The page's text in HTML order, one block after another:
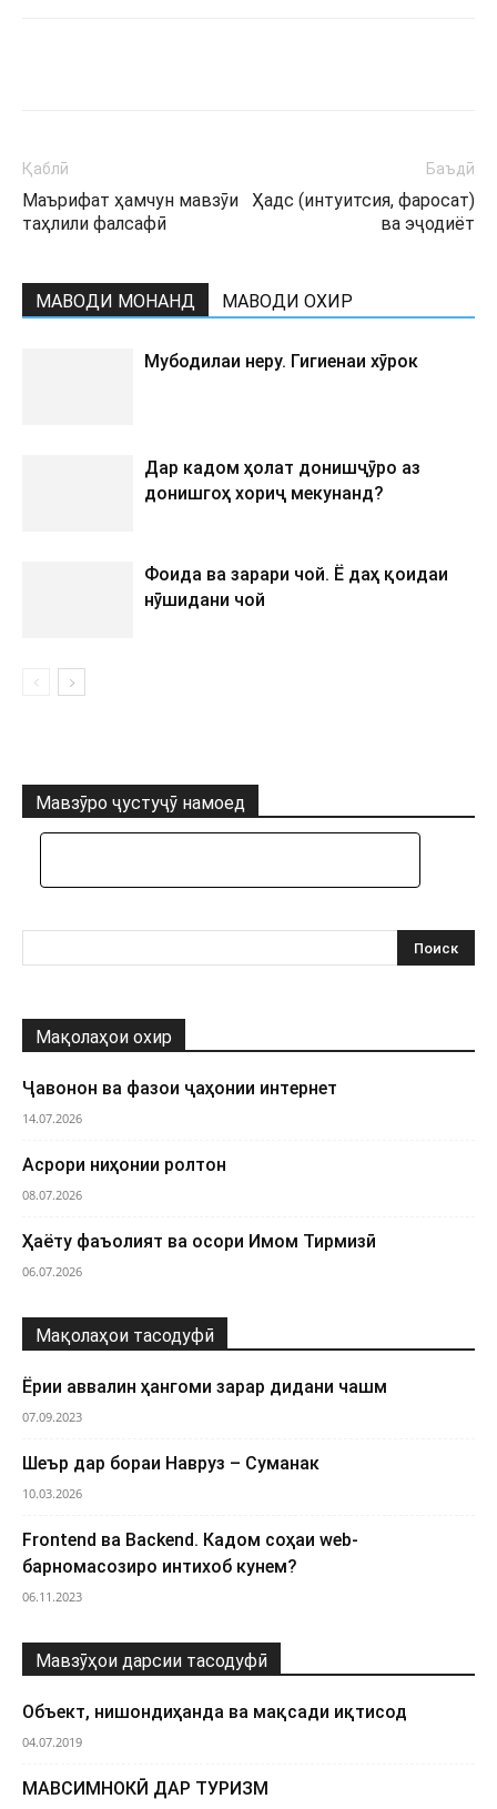
Қаблӣ
Маърифат ҳамчун мавзӯи
таҳлили фалсафӣ
Баъдӣ
Ҳадс (интуитсия, фаросат)
ва эҷодиёт
МАВОДИ МОНАНД МАВОДИ ОХИР
Мубодилаи неру. Гигиенаи хӯрок
Дар кадом ҳолат донишҷӯро аз
донишгоҳ хориҷ мекунанд?
Фоида ва зарари чой. Ё даҳ қоидаи
нӯшидани чой
Мавзӯро ҷустуҷӯ намоед
Мақолаҳои охир
Ҷавонон ва фазои ҷаҳонии интернет
14.07.2026
Асрори ниҳонии ролтон
08.07.2026
Ҳаёту фаъолият ва осори Имом Тирмизӣ
06.07.2026
Мақолаҳои тасодуфӣ
Ёрии аввалин ҳангоми зарар дидани чашм
07.09.2023
Шеър дар бораи Навруз – Суманак
10.03.2026
Frontend ва Backend. Кадом соҳаи web-
барномасозиро интихоб кунем?
06.11.2023
Мавзӯҳои дарсии тасодуфӣ
Объект, нишондиҳанда ва мақсади иқтисод
04.07.2019
МАВСИМНОКӢ ДАР ТУРИЗМ